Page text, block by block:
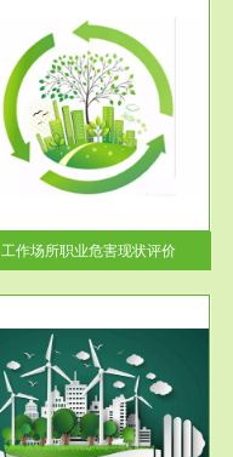
工作场所职业危害现状评价